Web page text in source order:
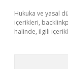
Hukuka ve yasal
içerikleri,
halinde, ilgili